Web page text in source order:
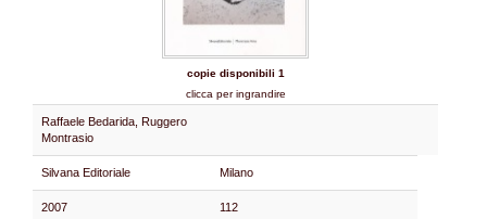
copie disponibili 1
clicca per ingrandire
Raffaele Bedarida, Ruggero
Montrasio
Silvana Editoriale Milano
2007 112